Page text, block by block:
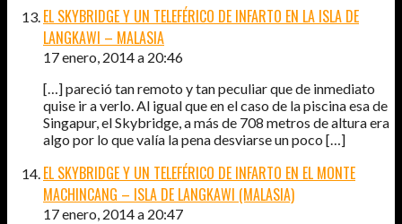
EL SKYBRIDGE Y UN TELEFÉRICO DE INFARTO EN LA ISLA DE
LANGKAWI – MALASIA
17 enero, 2014 a 20:46
[…] pareció tan remoto y tan peculiar que de inmediato
quise ir a verlo. Al igual que en el caso de la piscina esa de
Singapur, el Skybridge, a más de 708 metros de altura era
algo por lo que valía la pena desviarse un poco […]
EL SKYBRIDGE Y UN TELEFÉRICO DE INFARTO EN EL MONTE
MACHINCANG – ISLA DE LANGKAWI (MALASIA)
17 enero, 2014 a 20:47